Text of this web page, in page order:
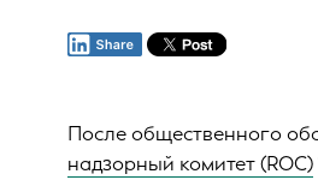
После общественного
надзорный комитет (ROC)